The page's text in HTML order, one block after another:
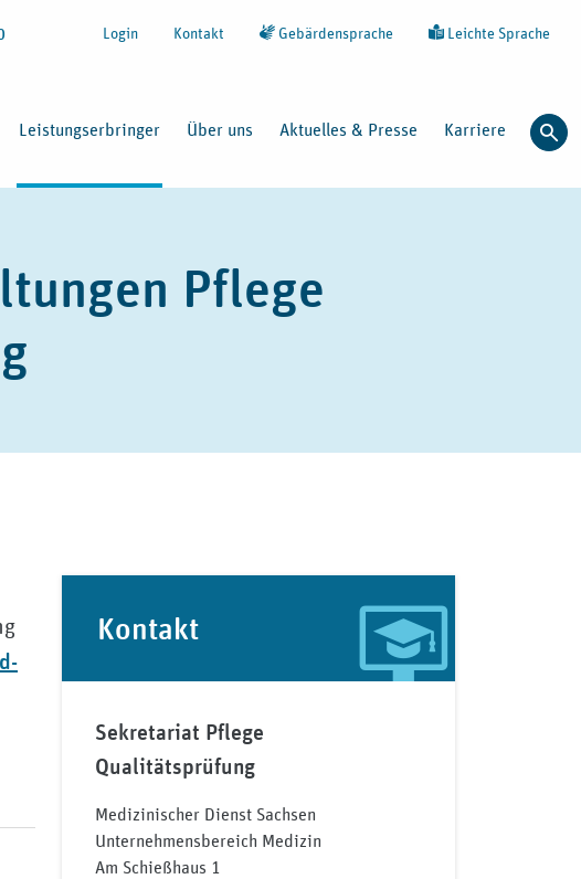
Login Kontakt Gebärdensprache Leichte Sprache
Leistungserbringer Über uns Aktuelles & Presse Karriere
Pflege
Kontakt
Sekretariat Pflege
Qualitätsprüfung
Medizinischer Dienst Sachsen
Unternehmensbereich Medizin
Am Schießhaus 1